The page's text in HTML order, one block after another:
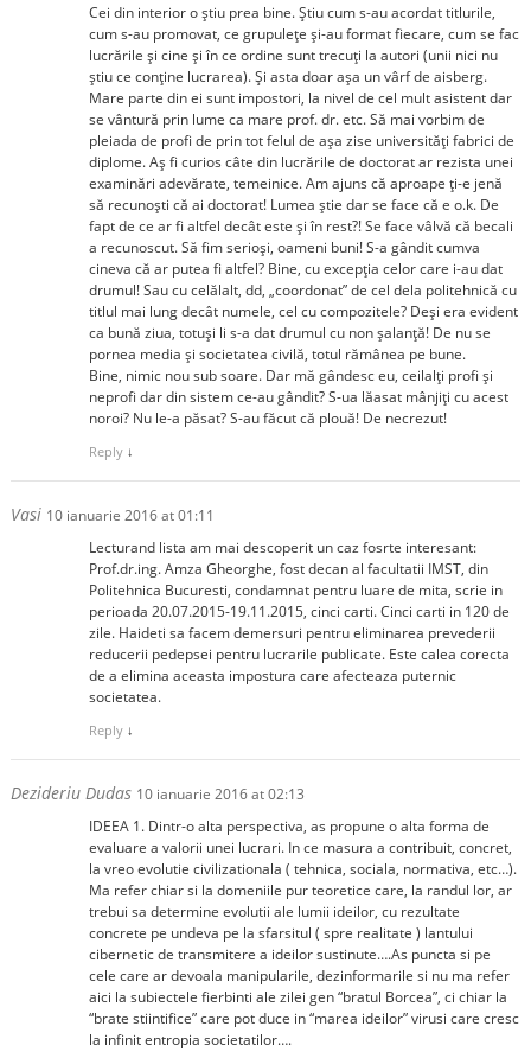
Cei din interior o știu prea bine. Știu cum s-au acordat titlurile,
cum s-au promovat, ce grupulețe și-au format fiecare, cum se fac
lucrările și cine și în ce ordine sunt trecuți la autori (unii nici nu
știu ce conține lucrarea). Și asta doar așa un vârf de aisberg.
Mare parte din ei sunt impostori, la nivel de cel mult asistent dar
se vântură prin lume ca mare prof. dr. etc. Să mai vorbim de
pleiada de profi de prin tot felul de așa zise universități fabrici de
diplome. Aș fi curios câte din lucrările de doctorat ar rezista unei
examinări adevărate, temeinice. Am ajuns că aproape ți-e jenă
să recunoști că ai doctorat! Lumea știe dar se face că e o.k. De
fapt de ce ar fi altfel decât este și în rest?! Se face vâlvă că becali
a recunoscut. Să fim serioși, oameni buni! S-a gândit cumva
cineva că ar putea fi altfel? Bine, cu excepția celor care i-au dat
drumul! Sau cu celălalt, dd, „coordonat” de cel dela politehnică cu
titlul mai lung decât numele, cel cu compozitele? Deși era evident
ca bună ziua, totuși li s-a dat drumul cu non șalanță! De nu se
pornea media și societatea civilă, totul rămânea pe bune.
Bine, nimic nou sub soare. Dar mă gândesc eu, ceilalți profi și
neprofi dar din sistem ce-au gândit? S-ua lăasat mânjiți cu acest
noroi? Nu le-a păsat? S-au făcut că plouă! De necrezut!
Reply ↓
Vasi 10 ianuarie 2016 at 01:11
Lecturand lista am mai descoperit un caz fosrte interesant:
Prof.dr.ing. Amza Gheorghe, fost decan al facultatii IMST, din
Politehnica Bucuresti, condamnat pentru luare de mita, scrie in
perioada 20.07.2015-19.11.2015, cinci carti. Cinci carti in 120 de
zile. Haideti sa facem demersuri pentru eliminarea prevederii
reducerii pedepsei pentru lucrarile publicate. Este calea corecta
de a elimina aceasta impostura care afecteaza puternic
societatea.
Reply ↓
Dezideriu Dudas 10 ianuarie 2016 at 02:13
IDEEA 1. Dintr-o alta perspectiva, as propune o alta forma de
evaluare a valorii unei lucrari. In ce masura a contribuit, concret,
la vreo evolutie civilizationala ( tehnica, sociala, normativa, etc…).
Ma refer chiar si la domeniile pur teoretice care, la randul lor, ar
trebui sa determine evolutii ale lumii ideilor, cu rezultate
concrete pe undeva pe la sfarsitul ( spre realitate ) lantului
cibernetic de transmitere a ideilor sustinute….As puncta si pe
cele care ar devoala manipularile, dezinformarile si nu ma refer
aici la subiectele fierbinti ale zilei gen “bratul Borcea”, ci chiar la
“brate stiintifice” care pot duce in “marea ideilor” virusi care cresc
la infinit entropia societatilor….